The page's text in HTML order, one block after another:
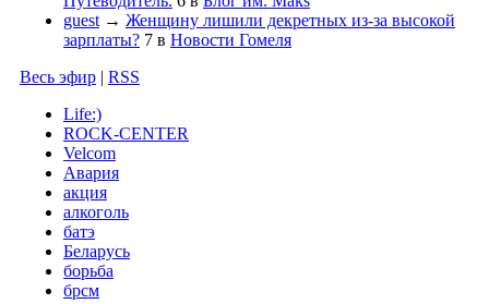
guest → Женщину лишили декретных из-за высокой
зарплаты? 7 в Новости Гомеля
Весь эфир | RSS
Life:)
ROCK-CENTER
Velcom
Авария
акция
алкоголь
батэ
Беларусь
борьба
брсм